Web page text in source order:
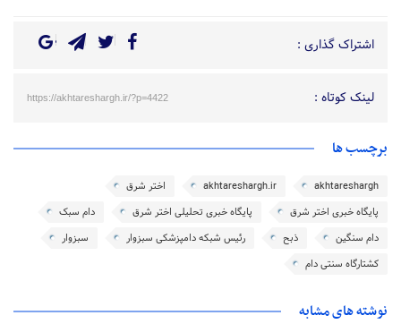
اشتراک گذاری :
لینک کوتاه : https://akhtareshargh.ir/?p=4422
برچسب ها
akhtareshargh
akhtareshargh.ir
اختر شرق
پایگاه خبری اختر شرق
پایگاه خبری تحلیلی اختر شرق
دام سبک
دام سنگین
ذبح رئیس شبکه دامپزشکی سبزوار
سبزوار
کشتارگاه سنتی دام
نوشته های مشابه